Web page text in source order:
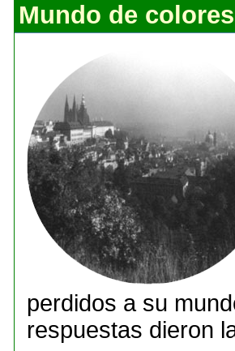
Mundo de colores
perdidos a su
respuestas dieron